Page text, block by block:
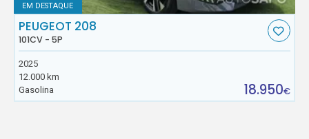
EM DESTAQUE
PEUGEOT 208
101CV - 5P
2025
12.000 km
Gasolina
18.950€